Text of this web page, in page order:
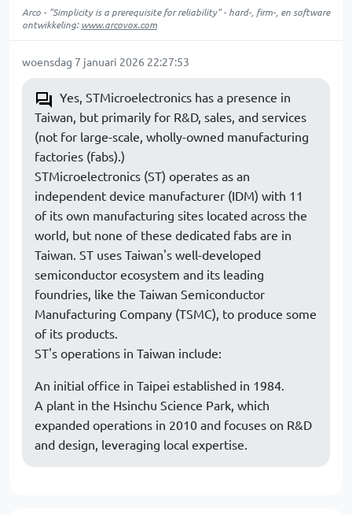
Arco - "Simplicity is a prerequisite for reliability" - hard-, firm-, en software
ontwikkeling:www.arcovox.com
woensdag 7 januari 2026 22:27:53
Yes, STMicroelectronics has a presence in
Taiwan, but primarily for R&D, sales, and services
(not for large-scale, wholly-owned manufacturing
factories (fabs).)
STMicroelectronics (ST) operates as an
independent device manufacturer (IDM) with 11
of its own manufacturing sites located across the
world, but none of these dedicated fabs are in
Taiwan. ST uses Taiwan's well-developed
semiconductor ecosystem and its leading
foundries, like the Taiwan Semiconductor
Manufacturing Company (TSMC), to produce some
of its products.
ST's operations in Taiwan include:
An initial office in Taipei established in 1984.
A plant in the Hsinchu Science Park, which
expanded operations in 2010 and focuses on R&D
and design, leveraging local expertise.